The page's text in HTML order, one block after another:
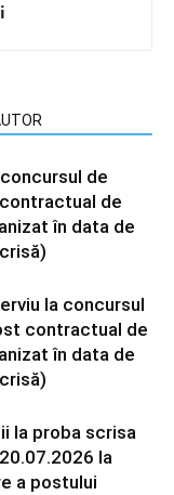
de
de
în data de
la concursul
contractual de
în data de
la proba scrisa
la
a postului